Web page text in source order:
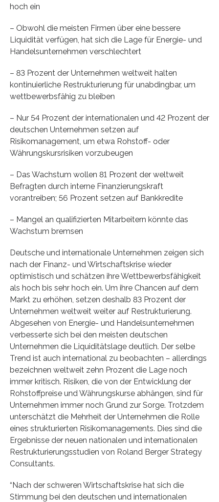
hoch ein
– Obwohl die meisten Firmen über eine bessere
Liquidität verfügen, hat sich die Lage für Energie- und
Handelsunternehmen verschlechtert
– 83 Prozent der Unternehmen weltweit halten
kontinuierliche Restrukturierung für unabdingbar, um
wettbewerbsfähig zu bleiben
– Nur 54 Prozent der internationalen und 42 Prozent der
deutschen Unternehmen setzen auf
Risikomanagement, um etwa Rohstoff- oder
Währungskursrisiken vorzubeugen
– Das Wachstum wollen 81 Prozent der weltweit
Befragten durch interne Finanzierungskraft
vorantreiben; 56 Prozent setzen auf Bankkredite
– Mangel an qualifizierten Mitarbeitern könnte das
Wachstum bremsen
Deutsche und internationale Unternehmen zeigen sich
nach der Finanz- und Wirtschaftskrise wieder
optimistisch und schätzen ihre Wettbewerbsfähigkeit
als hoch bis sehr hoch ein. Um ihre Chancen auf dem
Markt zu erhöhen, setzen deshalb 83 Prozent der
Unternehmen weltweit weiter auf Restrukturierung.
Abgesehen von Energie- und Handelsunternehmen
verbesserte sich bei den meisten deutschen
Unternehmen die Liquiditätslage deutlich. Der selbe
Trend ist auch international zu beobachten – allerdings
bezeichnen weltweit zehn Prozent die Lage noch
immer kritisch. Risiken, die von der Entwicklung der
Rohstoffpreise und Währungskurse abhängen, sind für
Unternehmen immer noch Grund zur Sorge. Trotzdem
unterschätzt die Mehrheit der Unternehmen die Rolle
eines strukturierten Risikomanagements. Dies sind die
Ergebnisse der neuen nationalen und internationalen
Restrukturierungsstudien von Roland Berger Strategy
Consultants.
“Nach der schweren Wirtschaftskrise hat sich die
Stimmung bei den deutschen und internationalen